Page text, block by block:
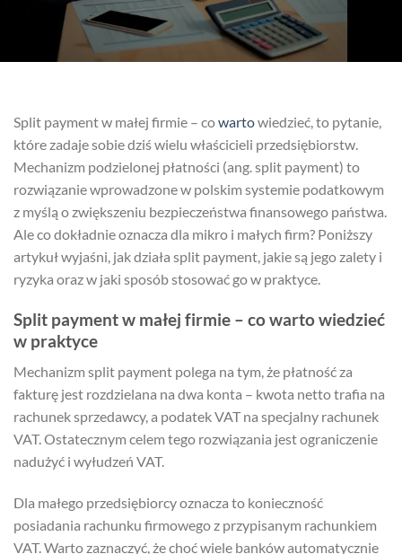
Split payment w małej firmie – cowartowiedzieć, to pytanie,
które zadaje sobie dziś wielu właścicieli przedsiębiorstw.
Mechanizm podzielonej płatności (ang. split payment) to
rozwiązanie wprowadzone w polskim systemie podatkowym
z myślą o zwiększeniu bezpieczeństwa finansowego państwa.
Ale co dokładnie oznacza dla mikro i małych firm? Poniższy
artykuł wyjaśni, jak działa split payment, jakie są jego zalety i
ryzyka oraz w jaki sposób stosować go w praktyce.
Split payment w małej firmie – co warto wiedzieć
w praktyce
Mechanizm split payment polega na tym, że płatność za
fakturę jest rozdzielana na dwa konta – kwota netto trafia na
rachunek sprzedawcy, a podatek VAT na specjalny rachunek
VAT. Ostatecznym celem tego rozwiązania jest ograniczenie
nadużyć i wyłudzeń VAT.
Dla małego przedsiębiorcy oznacza to konieczność
posiadania rachunku firmowego z przypisanym rachunkiem
VAT. Warto zaznaczyć, że choć wiele banków automatycznie